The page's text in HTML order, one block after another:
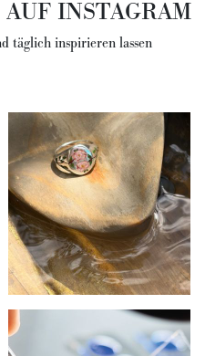
INSTAGRAM
täglich inspirieren lassen